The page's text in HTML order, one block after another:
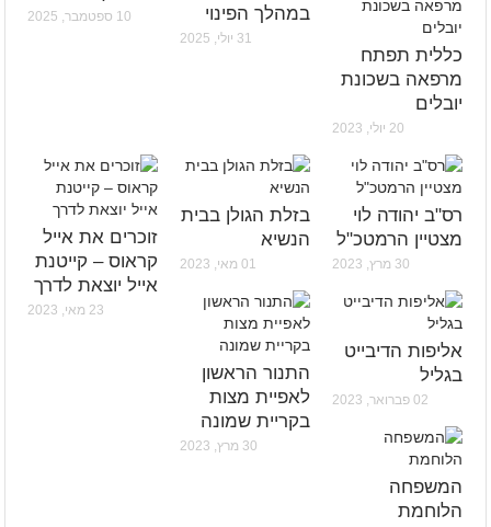
10 ספטמבר, 2025
במהלך הפינוי
31 יולי, 2025
כללית תפתח
מרפאה בשכונת
יובלים
20 יולי, 2023
זוכרים את אייל
קראוס – קייטנת
אייל יוצאת לדרך
23 מאי, 2023
בזלת הגולן בבית
הנשיא
01 מאי, 2023
רס"ב יהודה לוי
מצטיין הרמטכ"ל
30 מרץ, 2023
התנור הראשון
לאפיית מצות
בקריית שמונה
30 מרץ, 2023
אליפות הדיבייט
בגליל
02 פברואר, 2023
המשפחה
הלוחמת